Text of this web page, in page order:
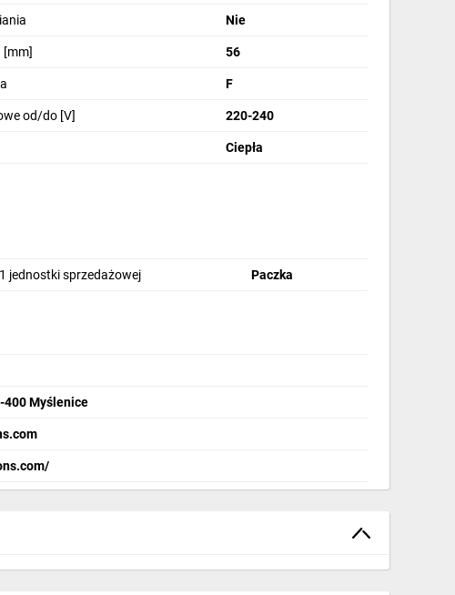
Nie
[mm] 56
F
od/do [V] 220-240
Ciepła
jednostki sprzedażowej Paczka
400 Myślenice